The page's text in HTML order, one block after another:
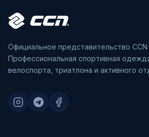
Официальное представительство
Профессиональная спортивная
велоспорта, триатлона и активного